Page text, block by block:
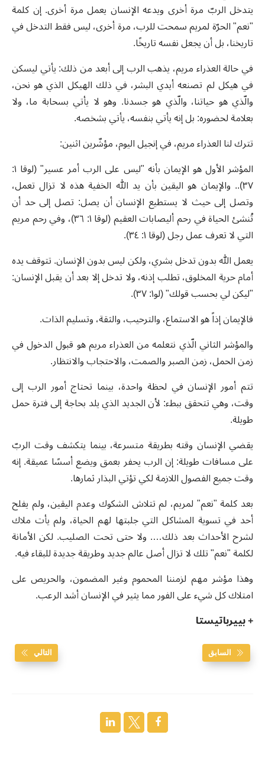
يتدخل الربّ مرة أخرى ويدعه الإنسان يعمل مرة أخرى. إن كلمة
"نعم" الحرّة لمريم سمحت للرب، مرة أخرى، ليس فقط التدخل في
تاريخنا، بل أن يجعل نفسه تاريخًا.
في حالة العذراء مريم، يذهب الرب إلى أبعد من ذلك: يأتي ليسكن
في هيكل لم تصنعه أيدي البشر، في ذلك الهيكل الذي هو نحن،
والّذي هو حياتنا، والّذي هو جسدنا. وهو لا يأتي بسحابة ما، ولا
بعلامة لحضوره: بل إنه يأتي بنفسه، يأتي بشخصه.
تترك لنا العذراء مريم، في إنجيل اليوم، مؤشّرين اثنين:
المؤشر الأول هو الإيمان بأنه "ليس على الرب أمر عسير" (لوقا ١:
٣٧).. والإيمان هو اليقين بأن يد الله الخفية هذه لا تزال تعمل،
وتصل إلى حيث لا يستطيع الإنسان أن يصل: تصل إلى حد أن
تُنشئ الحياة في رحم أليصابات العقيم (لوقا ١: ٣٦)، وفي رحم مريم
التي لا تعرف عمل رجل (لوقا ١: ٣٤).
يعمل الله بدون تدخل بشري، ولكن ليس بدون الإنسان. تتوقف يده
أمام حرية المخلوق، تطلب إذنه، ولا تدخل إلا بعد أن يقبل الإنسان:
"ليكن لي بحسب قولك" (لو١: ٣٧).
فالإيمان إذاً هو الاستماع، والترحيب، والثقة، وتسليم الذات.
والمؤشر الثاني الّذي نتعلمه من العذراء مريم هو قبول الدخول في
زمن الحمل، زمن الصبر والصمت، والاحتجاب والانتظار.
تتم أمور الإنسان في لحظة واحدة، بينما تحتاج أمور الرب إلى
وقت، وهي تتحقق ببطء: لأن الجديد الذي يلد بحاجة إلى فترة حمل
طويلة.
يقضي الإنسان وقته بطريقة متسرعة، بينما يتكشف وقت الربّ
على مسافات طويلة: إن الرب يحفر بعمق ويضع أسسًا عميقة. إنه
وقت جميع الفصول اللازمة لكي تؤتي البذار ثمارها.
بعد كلمة "نعم" لمريم، لم تتلاش الشكوك وعدم اليقين، ولم يفلح
أحد في تسوية المشاكل التي جلبتها لهم الحياة، ولم يأت ملاك
لشرح الأحداث بعد ذلك…. ولا حتى تحت الصليب. لكن الأمانة
لكلمة "نعم" تلك لا تزال أصل عالم جديد وطريقة جديدة للبقاء فيه.
وهذا مؤشر مهم لزمننا المحموم وغير المضمون، والحريص على
امتلاك كل شيء على الفور مما يثير في الإنسان أشد الرعب.
+ بييرباتيستا
السابق التالي